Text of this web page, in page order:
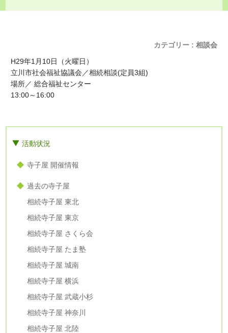
カテゴリー : 相談会
H29年1月10日（火曜日）
立川市社会福祉協議会／相続相談(定員3組)
場所／ 総合福祉センター
13:00～16:00
活動状況
寺子屋 開催情報
過去の寺子屋
相続寺子屋 東北
相続寺子屋 東京
相続寺子屋 さくら会
相続寺子屋 たま塾
相続寺子屋 城南
相続寺子屋 横浜
相続寺子屋 武蔵小杉
相続寺子屋 神奈川
相続寺子屋 北陸